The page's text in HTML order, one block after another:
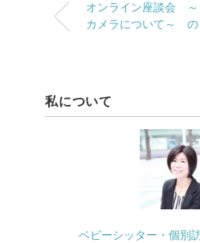
オンライン座談会 ～
カメラについて～ の
私について
ベビーシッター・個別